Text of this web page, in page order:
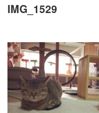
IMG_1529
里親について
お問い合わせ